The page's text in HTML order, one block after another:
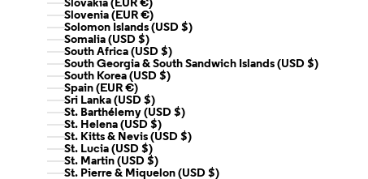
Slovakia (EUR €)
Slovenia (EUR €)
Solomon Islands (USD $)
Somalia (USD $)
South Africa (USD $)
South Georgia & South Sandwich Islands (USD $)
South Korea (USD $)
Spain (EUR €)
Sri Lanka (USD $)
St. Barthélemy (USD $)
St. Helena (USD $)
St. Kitts & Nevis (USD $)
St. Lucia (USD $)
St. Martin (USD $)
St. Pierre & Miquelon (USD $)